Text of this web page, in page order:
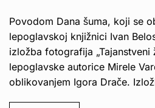
Povodom Dana šuma, koji se
lepoglavskoj knjižnici Ivan
izložba fotografija „Tajanstveni
lepoglavske autorice Mirele
oblikovanjem Igora Drače.